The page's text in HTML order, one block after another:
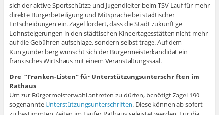
sich der aktive Sportschütze und Jugendleiter beim TSV Lauf für mehr
direkte Bürgerbeteiligung und Mitsprache bei städtischen
Entscheidungen ein. Zagel fordert, dass die Stadt zukünftige
Lohnsteigerungen in den städtischen Kindertagesstätten nicht mehr
auf die Gebühren aufschlage, sondern selbst trage. Auf dem
Kunigundenberg wünscht sich der Bürgermeisterkandidat ein
fränkisches Wirtshaus mit einem Veranstaltungssaal.
Drei “Franken-Listen” für Unterstützungsunterschriften im
Rathaus
Um zur Bürgermeisterwahl antreten zu dürfen, benötigt Zagel 190
sogenannte Unterstützungsunterschriften. Diese können ab sofort